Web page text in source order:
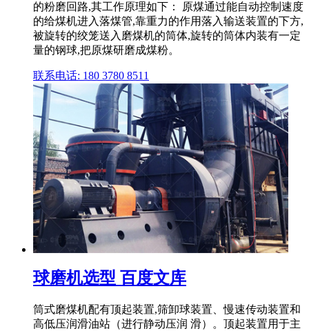
的粉磨回路,其工作原理如下： 原煤通过能自动控制速度
的给煤机进入落煤管,靠重力的作用落入输送装置的下方,
被旋转的绞笼送入磨煤机的筒体,旋转的筒体内装有一定
量的钢球,把原煤研磨成煤粉。
联系电话: 180 3780 8511
球磨机选型 百度文库
筒式磨煤机配有顶起装置,筛卸球装置、慢速传动装置和
高低压润滑油站（进行静动压润 滑）。顶起装置用于主